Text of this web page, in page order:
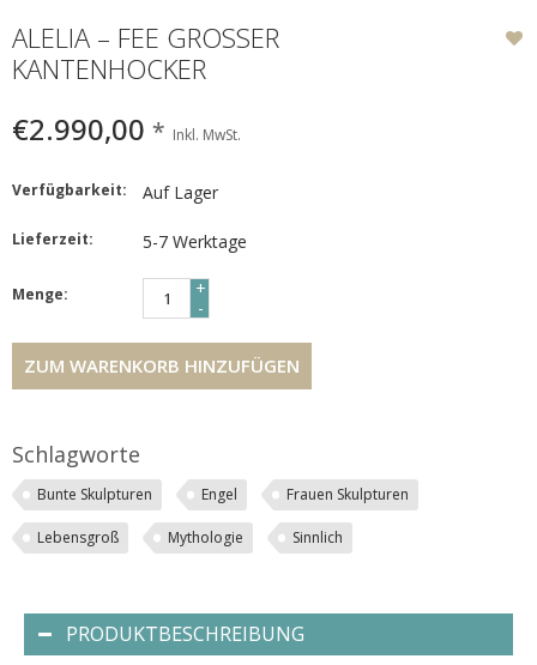
ALELIA – FEE GROSSER K
ANTENHOCKER
€2.990,00 * Inkl. MwSt.
Verfügbarkeit: Auf Lager
Lieferzeit: 5-7 Werktage
Menge:
+
-
ZUM WARENKORB HINZUFÜGEN
Schlagworte
Bunte Skulpturen Engel Frauen Skulpturen
Lebensgroß Mythologie Sinnlich
PRODUKTBESCHREIBUNG